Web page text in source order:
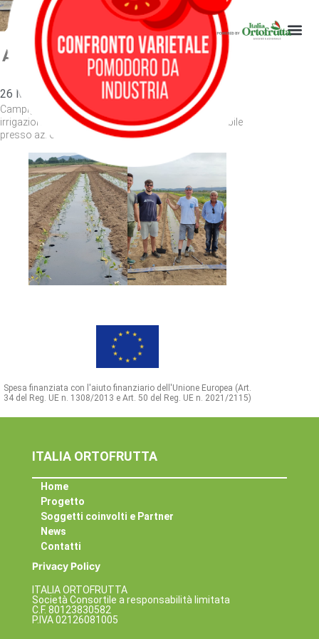
prova di irrigazione
ASPORT – Allestimento prova di
irrigazione
26 Maggio 2022
Campiglia Marittima (LI) – Allestimento prova di
irrigazione modulata per pacciamatura biodegradabile
presso az. Chiavaroli associata all’O.P. ASPORT
Spesa finanziata con l'aiuto finanziario dell'Unione Europea (Art.
34 del Reg. UE n. 1308/2013 e Art. 50 del Reg. UE n. 2021/2115)
ITALIA ORTOFRUTTA
Home
Progetto
Soggetti coinvolti e Partner
News
Contatti
Privacy Policy
ITALIA ORTOFRUTTA
Società Consortile a responsabilità limitata
C.F. 80123830582
P.IVA 02126081005